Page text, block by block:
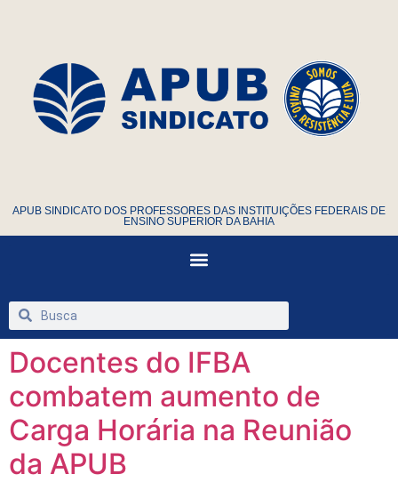
APUB SINDICATO DOS PROFESSORES DAS INSTITUIÇÕES FEDERAIS DE
ENSINO SUPERIOR DA BAHIA
Docentes do IFBA
combatem aumento de
Carga Horária na Reunião
da APUB